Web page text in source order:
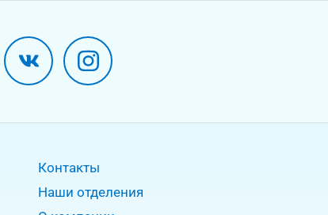
Контакты
Наши отделения